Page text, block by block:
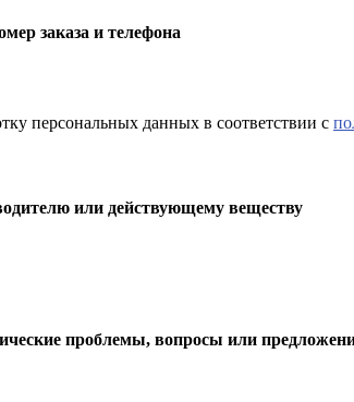
заказа и телефона
персональных данных в соответствии с
или действующему веществу
проблемы, вопросы или